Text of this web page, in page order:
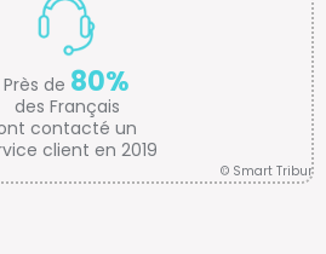
Près de80%
des Français
contacté un
client en 2019
© Smart Tribune